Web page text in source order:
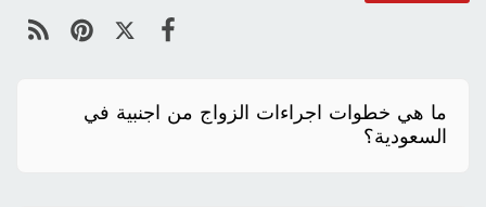
ما هي خطوات اجراءات الزواج من اجنبية في
السعودية؟